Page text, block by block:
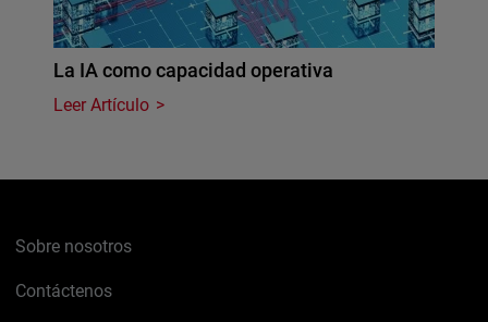
La IA como capacidad operativa
Leer Artículo
Sobre nosotros
Contáctenos